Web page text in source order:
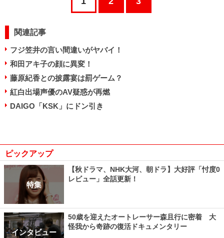
関連記事
フジ笠井の言い間違いがヤバイ！
和田アキ子の顔に異変！
藤原紀香との披露宴は罰ゲーム？
紅白出場声優のAV疑惑が再燃
DAIGO「KSK」にドン引き
ピックアップ
特集
【秋ドラマ、NHK大河、朝ドラ】大好評「忖度0
レビュー」全話更新！
インタビュー
50歳を迎えたオートレーサー森且行に密着 大
怪我から奇跡の復活ドキュメンタリー